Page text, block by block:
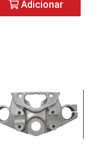
Adicionar